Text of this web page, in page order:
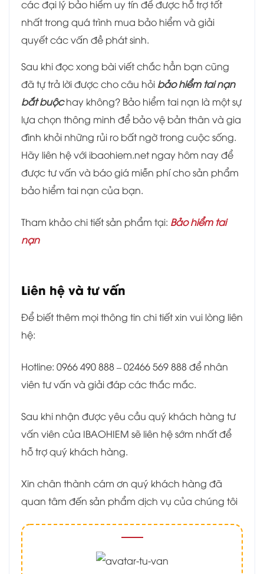
các đại lý bảo hiểm uy tín để được hỗ trợ tốt
nhất trong quá trình mua bảo hiểm và giải
quyết các vấn đề phát sinh.
Sau khi đọc xong bài viết chắc hẳn bạn cũng
đã tự trả lời được cho câu hỏi bảo hiểm tai nạn
bắt buộchay không? Bảo hiểm tai nạn là một sự
lựa chọn thông minh để bảo vệ bản thân và gia
đình khỏi những rủi ro bất ngờ trong cuộc sống.
Hãy liên hệ với ibaohiem.net ngay hôm nay để
được tư vấn và báo giá miễn phí cho sản phẩm
bảo hiểm tai nạn của bạn.
Tham khảo chi tiết sản phẩm tại: Bảo hiểm tai
nạn
Liên hệ và tư vấn
Để biết thêm mọi thông tin chi tiết xin vui lòng liên
hệ:
Hotline: 0966 490 888 – 02466 569 888 để nhân
viên tư vấn và giải đáp các thắc mắc.
Sau khi nhận được yêu cầu quý khách hàng tư
vấn viên của IBAOHIEM sẽ liên hệ sớm nhất để
hỗ trợ quý khách hàng.
Xin chân thành cám ơn quý khách hàng đã
quan tâm đến sản phẩm dịch vụ của chúng tôi